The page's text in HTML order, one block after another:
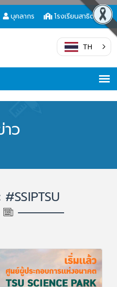
บุคลากร โรงเรียนสาธิต
TH
าว